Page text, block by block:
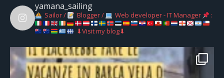
yamana_sailing
Sailor / Blogger / Web developer - IT Manager
:
⬇Visit my blog⬇